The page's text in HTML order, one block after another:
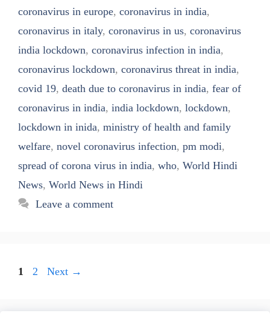
coronavirus in europe, coronavirus in india,
coronavirus in italy, coronavirus in us, coronavirus
india lockdown, coronavirus infection in india,
coronavirus lockdown, coronavirus threat in india,
covid 19, death due to coronavirus in india, fear of
coronavirus in india, india lockdown, lockdown,
lockdown in inida, ministry of health and family
welfare, novel coronavirus infection, pm modi,
spread of corona virus in india, who, World Hindi
News, World News in Hindi
Leave a comment
Page
1 Page
2 Next →